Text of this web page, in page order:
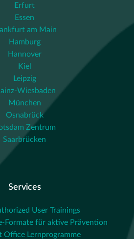
Erfurt
Essen
am Main
Hamburg
Hannover
Kiel
Leipzig
Wiesbaden
München
Osnabrück
Zentrum
Saarbrücken
Services
User Trainings
Formate für aktive Prävention
Office Lernprogramme